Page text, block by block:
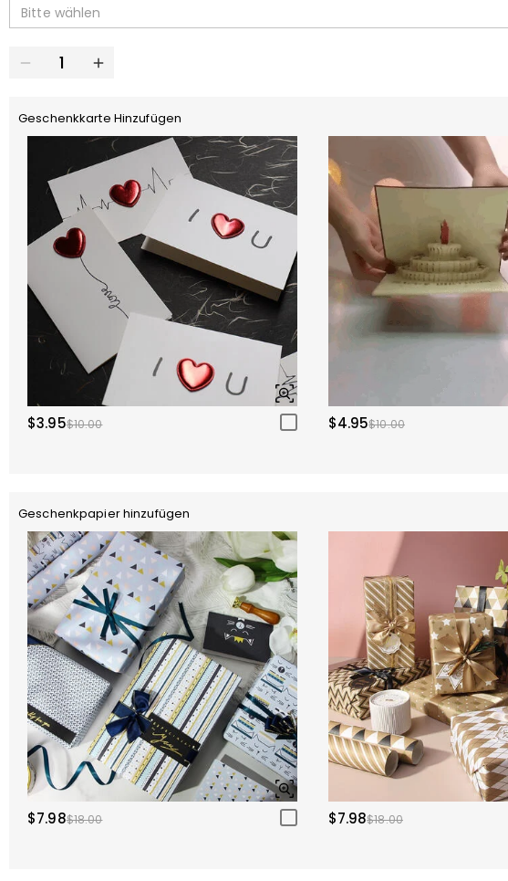
Bitte wählen
Geschenkkarte Hinzufügen
$3.95$10.00 $4.95$10.00
Geschenkpapier hinzufügen
$7.98$18.00 $7.98$18.00